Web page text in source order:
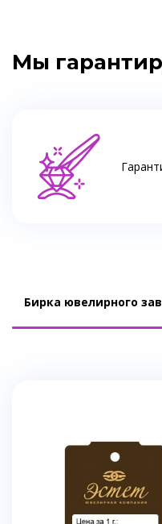
Мы
Бирка ювелирного